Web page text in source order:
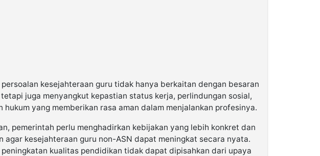
kesejahteraan guru tidak hanya berkaitan dengan besaran
juga menyangkut kepastian status kerja, perlindungan sosial,
hukum yang memberikan rasa aman dalam menjalankan profesinya.
pemerintah perlu menghadirkan kebijakan yang lebih konkret dan
agar kesejahteraan guru non-ASN dapat meningkat secara nyata.
kualitas pendidikan tidak dapat dipisahkan dari upaya